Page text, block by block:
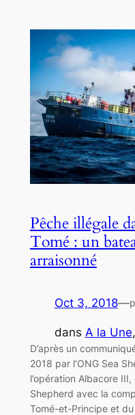
Pêche illégale
Tomé : un
arraisonné
Oct 3, 2018—
dans A la Une,
D’après un
2018 par l’ONG Sea
l’opération Albacore
Shepherd avec la
Tomé-et-Principe et du